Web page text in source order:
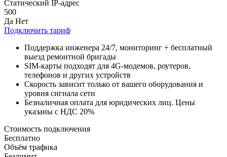
Статический IP-адрес
500
Да Нет
Подключить тариф
Поддержка инженера 24/7, мониторинг + бесплатный
выезд ремонтной бригады
SIM-карты подходят для 4G-модемов, роутеров,
телефонов и других устройств
Скорость зависит только от вашего оборудования и
уровня сигнала сети
Безналичная оплата для юридических лиц. Цены
указаны с НДС 20%
Стоимость подключения
Бесплатно
Объём трафика